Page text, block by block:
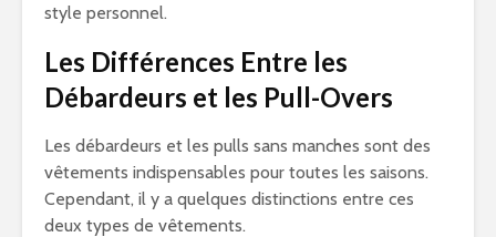
style personnel.
Les Différences Entre les
Débardeurs et les Pull-Overs
Les débardeurs et les pulls sans manches sont des
vêtements indispensables pour toutes les saisons.
Cependant, il y a quelques distinctions entre ces
deux types de vêtements.